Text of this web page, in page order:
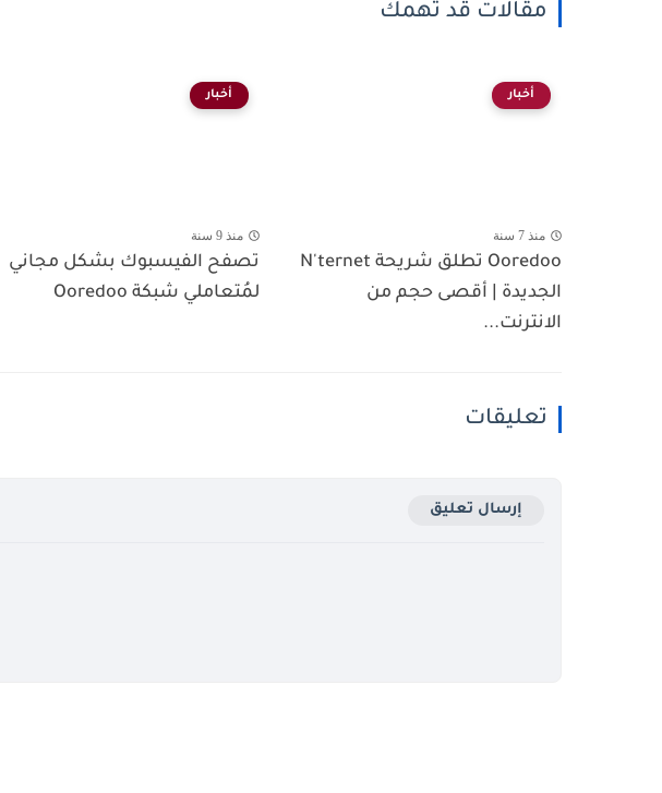
مقالات قد تهمك
أخبار
منذ 7 سنة
Ooredoo تطلق شريحة N'ternet
الجديدة | أقصى حجم من
الانترنت...
أخبار
منذ 9 سنة
تصفح الفيسبوك بشكل مجاني
لمُتعاملي شبكة Ooredoo
تعليقات
إرسال تعليق